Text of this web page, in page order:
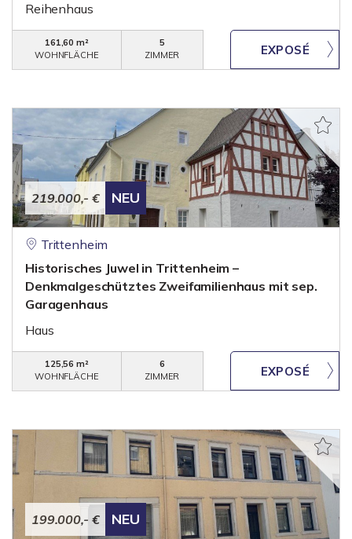
Reihenhaus
161,60 m²
WOHNFLÄCHE
5
ZIMMER
219.000,- € NEU
Trittenheim
Historisches Juwel in Trittenheim –
Denkmalgeschütztes Zweifamilienhaus mit sep.
Garagenhaus
Haus
125,56 m²
WOHNFLÄCHE
6
ZIMMER
199.000,- € NEU